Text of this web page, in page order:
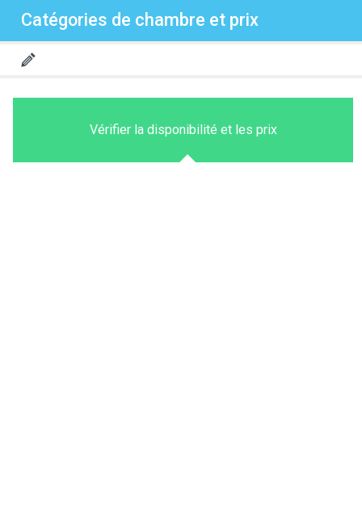
Catégories de chambre et prix
Vérifier la disponibilité et les prix